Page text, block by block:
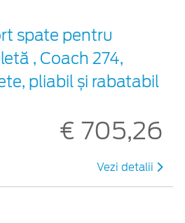
spate pentru
, Coach 274,
pliabil și rabatabil
€ 705,26
Vezi detalii